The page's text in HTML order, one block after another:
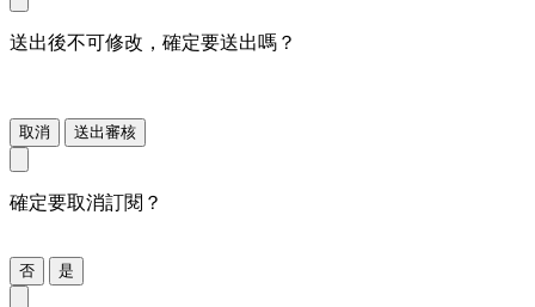
送出後不可修改，確定要送出嗎？
取消 送出審核
確定要取消訂閱？
否 是